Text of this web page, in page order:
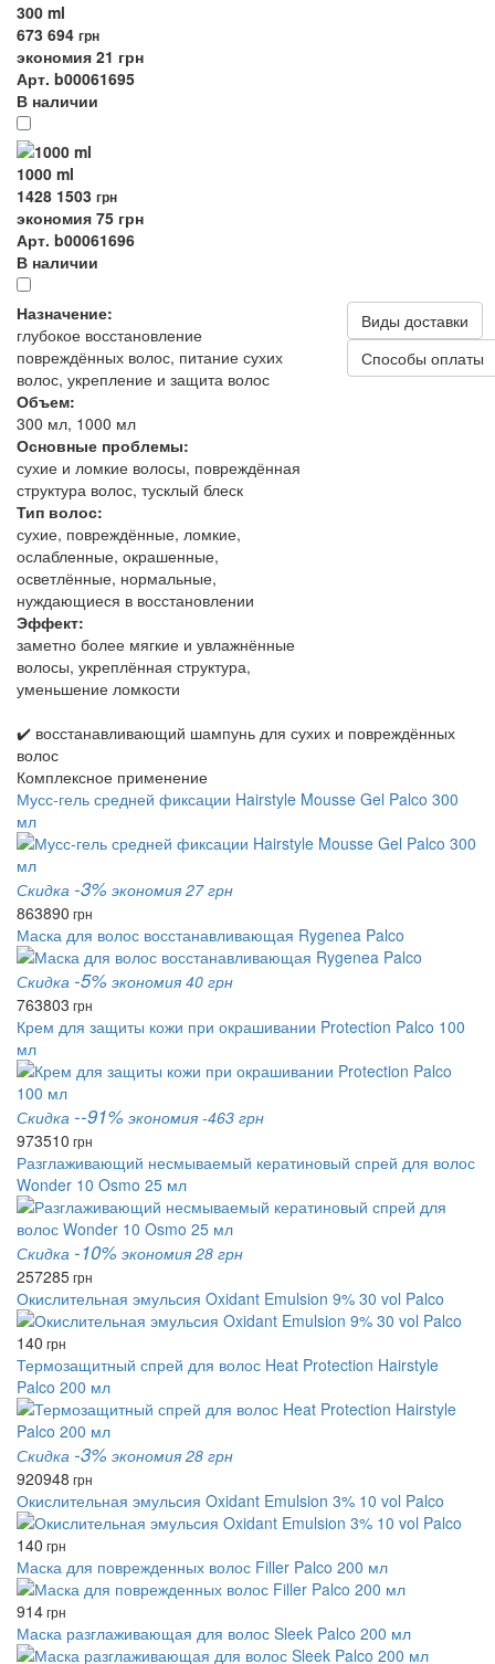
300 ml
673 694 грн
экономия 21 грн
Арт. b00061695
В наличии
1000 ml
1428 1503 грн
экономия 75 грн
Арт. b00061696
В наличии
Назначение:
глубокое восстановление
повреждённых волос, питание сухих
волос, укрепление и защита волос
Объем:
300 мл, 1000 мл
Основные проблемы:
сухие и ломкие волосы, повреждённая
структура волос, тусклый блеск
Тип волос:
сухие, повреждённые, ломкие,
ослабленные, окрашенные,
осветлённые, нормальные,
нуждающиеся в восстановлении
Эффект:
заметно более мягкие и увлажнённые
волосы, укреплённая структура,
уменьшение ломкости
Виды доставки
Способы оплаты
✔️ восстанавливающий шампунь для сухих и повреждённых
волос
Комплексное применение
Мусс-гель средней фиксации Hairstyle Mousse Gel Palco 300
мл
Скидка -3% экономия 27 грн
863890 грн
Маска для волос восстанавливающая Rygenea Palco
Скидка -5% экономия 40 грн
763803 грн
Крем для защиты кожи при окрашивании Protection Palco 100
мл
Скидка --91% экономия -463 грн
973510 грн
Разглаживающий несмываемый кератиновый спрей для волос
Wonder 10 Osmo 25 мл
Скидка -10% экономия 28 грн
257285грн
Окислительная эмульсия Oxidant Emulsion 9% 30 vol Palco
140 грн
Термозащитный спрей для волос Heat Protection Hairstyle
Palco 200 мл
Скидка -3% экономия 28 грн
920948 грн
Окислительная эмульсия Oxidant Emulsion 3% 10 vol Palco
140 грн
Маска для поврежденных волос Filler Palco 200 мл
914грн
Маска разглаживающая для волос Sleek Palco 200 мл